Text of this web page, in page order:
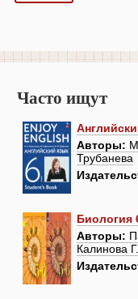
Часто ищут
Авторы:
Трубанева
Биология
Авторы:
Калинова